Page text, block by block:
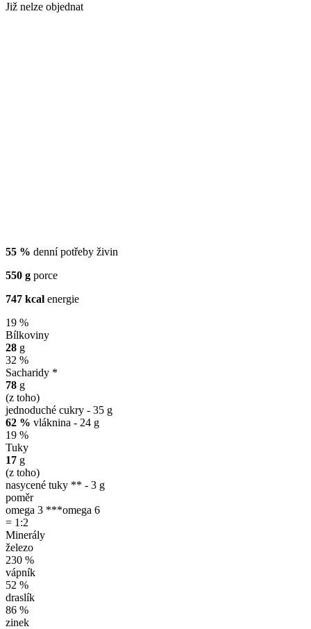
Již nelze objednat
55 % denní potřeby živin
550 g porce
747 kcal energie
19 %
Bílkoviny
28 g
32 %
Sacharidy *
78 g
(z toho)
jednoduché cukry - 35 g
62 % vláknina - 24 g
19 %
Tuky
17 g
(z toho)
nasycené tuky ** - 3 g
poměr
omega 3 ***omega 6
= 1:2
Minerály
železo
230 %
vápník
52 %
draslík
86 %
zinek